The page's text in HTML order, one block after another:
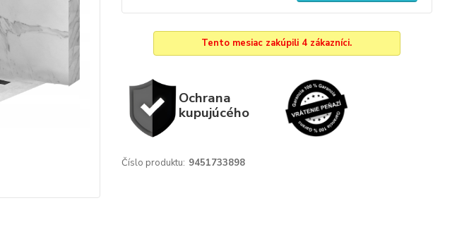
Tento mesiac zakúpili 4 zákazníci.
Ochrana
kupujúcého
Číslo produktu: 9451733898